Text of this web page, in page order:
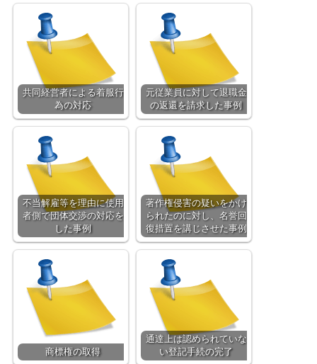
共同経営者による着服行
為の対応
元従業員に対して退職金
の返還を請求した事例
不当解雇等を理由に使用
者側で団体交渉の対応を
した事例
著作権侵害の疑いをかけ
られたのに対し、名誉回
復措置を講じさせた事例
商標権の取得
通達上は認められていな
い登記手続の完了